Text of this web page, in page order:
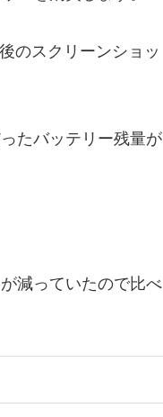
のスクリーンショッ
たバッテリー残量が
減っていたので比べ